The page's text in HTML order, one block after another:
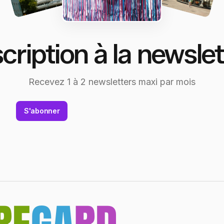
à la
Recevez 1 à 2 newsletters maxi par mois
S'abonner